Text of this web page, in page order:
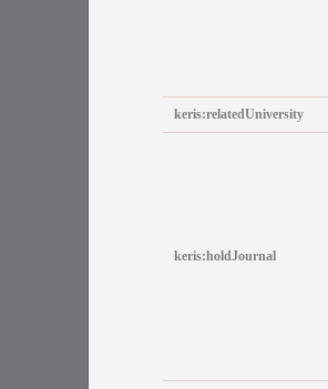
keris:relatedUniversity
keris:holdJournal